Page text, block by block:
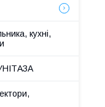
кухні,